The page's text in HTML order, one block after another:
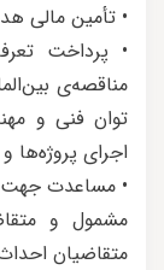
• تأمین مالی
• پرداخت
مناقصه‌ی
توان فنی و
اجرای پروژه‌ها
• مساعدت جهت
مشمول و
متقاضیان